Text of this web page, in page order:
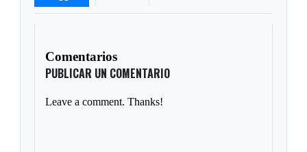
Comentarios
PUBLICAR UN COMENTARIO
Leave a comment. Thanks!